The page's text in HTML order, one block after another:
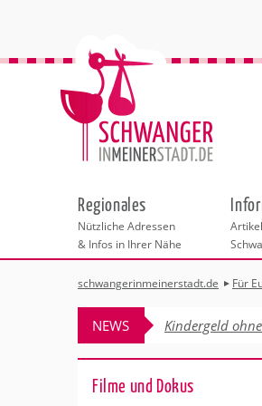
Regionales
Nützliche Adressen
& Infos in Ihrer Nähe
Städteauswahl
Adressen
Behördengänge &
Bücher
Produkte
Apps
schwangerinmeinerstadt.de Für
NEWS Kindergeld
Filme und Dokus